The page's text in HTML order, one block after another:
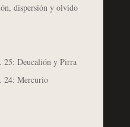
dispersión y olvido
25: Deucalión y Pirra
24: Mercurio